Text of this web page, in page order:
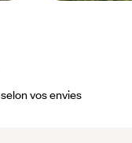
vos envies